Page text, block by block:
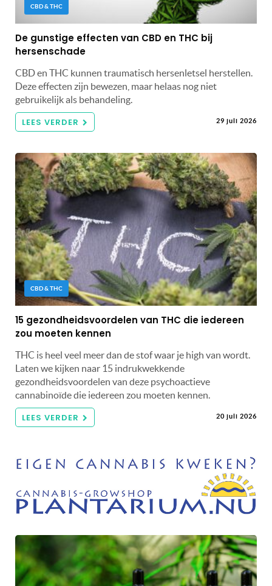
CBD & THC
De gunstige effecten van CBD en THC bij
hersenschade
CBD en THC kunnen traumatisch hersenletsel herstellen.
Deze effecten zijn bewezen, maar helaas nog niet
gebruikelijk als behandeling.
LEES VERDER 29 juli 2026
CBD & THC
15 gezondheidsvoordelen van THC die iedereen
zou moeten kennen
THC is heel veel meer dan de stof waar je high van wordt.
Laten we kijken naar 15 indrukwekkende
gezondheidsvoordelen van deze psychoactieve
cannabinoïde die iedereen zou moeten kennen.
LEES VERDER 20 juli 2026